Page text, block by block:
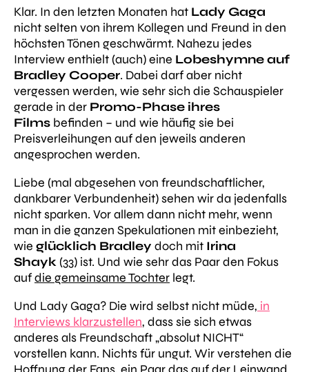
Klar. In den letzten Monaten hat Lady Gaga
nicht selten von ihrem Kollegen und Freund in den
höchsten Tönen geschwärmt. Nahezu jedes
Interview enthielt (auch) eine Lobeshymne auf
Bradley Cooper. Dabei darf aber nicht
vergessen werden, wie sehr sich die Schauspieler
gerade in der Promo-Phase ihres
Films befinden – und wie häufig sie bei
Preisverleihungen auf den jeweils anderen
angesprochen werden.
Liebe (mal abgesehen von freundschaftlicher,
dankbarer Verbundenheit) sehen wirda jedenfalls
nicht sparken. Vor allem dann nicht mehr, wenn
man in die ganzen Spekulationen mit einbezieht,
wie glücklich Bradley doch mit Irina
Shayk (33) ist. Und wie sehr das Paar den Fokus
aufdie gemeinsame Tochter legt.
Und Lady Gaga? Die wird selbst nicht müde, in
Interviews klarzustellen, dass sie sich etwas
anderes als Freundschaft„absolut NICHT“
vorstellen kann. Nichts für ungut. Wir verstehen die